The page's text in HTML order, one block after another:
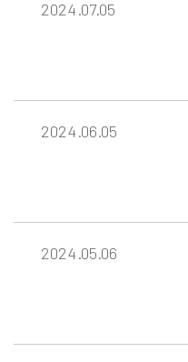
2024.07.05
2024.06.05
2024.05.06